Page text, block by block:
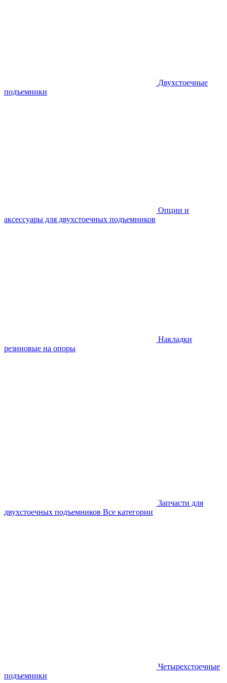
Двухстоечные
подъемники
Опции и
аксессуары для двухстоечных подъемников
Накладки
резиновые на опоры
Запчасти для
двухстоечных подъемников Все категории
Четырехстоечные
подъемники